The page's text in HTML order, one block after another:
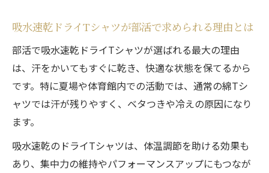
立する方法
吸水速乾ドライTシャツでデザインの自由度
が広がる理由
部活用ドライTシャツは機能性とデザインで
選ぶ時代
部活Tシャツに欠かせない吸水速乾ドライの
機能性
吸水速乾ドライTシャツが部活で求められる理由とは
部活で吸水速乾ドライTシャツが選ばれる最大の理由
は、汗をかいてもすぐに乾き、快適な状態を保てるから
です。特に夏場や体育館内での活動では、通常の綿Tシ
ャツでは汗が残りやすく、ベタつきや冷えの原因になり
ます。
吸水速乾のドライTシャツは、体温調節を助ける効果も
あり、集中力の維持やパフォーマンスアップにもつなが